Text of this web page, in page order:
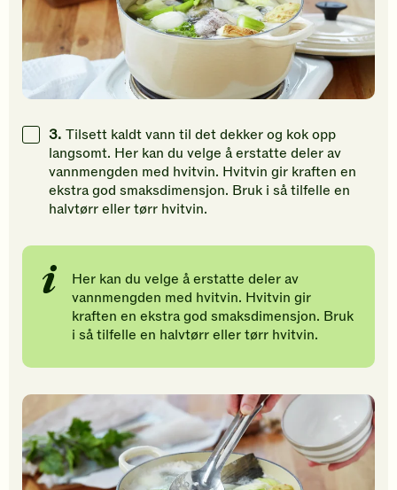
3. Tilsett kaldt vann til det dekker og kok opp
langsomt. Her kan du velge å erstatte deler av
vannmengden med hvitvin. Hvitvin gir kraften en
ekstra god smaksdimensjon. Bruk i så tilfelle en
halvtørr eller tørr hvitvin.
Her kan du velge å erstatte deler av
vannmengden med hvitvin. Hvitvin gir
kraften en ekstra god smaksdimensjon. Bruk
i så tilfelle en halvtørr eller tørr hvitvin.